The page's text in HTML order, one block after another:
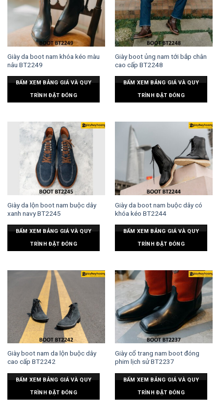
Giày da boot nam khóa kéo màu
nâu BT2249
BẤM XEM BẢNG GIÁ VÀ QUY
TRÌNH ĐẶT ĐÓNG
Giày boot ủng nam tới bắp chân
cao cấp BT2248
BẤM XEM BẢNG GIÁ VÀ QUY
TRÌNH ĐẶT ĐÓNG
Giày da lộn boot nam buộc dây
xanh navy BT2245
BẤM XEM BẢNG GIÁ VÀ QUY
TRÌNH ĐẶT ĐÓNG
Giày da boot nam buộc dây có
khóa kéo BT2244
BẤM XEM BẢNG GIÁ VÀ QUY
TRÌNH ĐẶT ĐÓNG
Giày boot nam da lộn buộc dây
cao cấp BT2242
BẤM XEM BẢNG GIÁ VÀ QUY
TRÌNH ĐẶT ĐÓNG
Giày cổ trang nam boot đóng
phim lịch sử BT2237
BẤM XEM BẢNG GIÁ VÀ QUY
TRÌNH ĐẶT ĐÓNG